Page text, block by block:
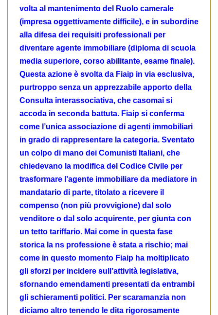
volta al mantenimento del Ruolo camerale
(impresa oggettivamente difficile), e in subordine
alla difesa dei requisiti professionali per
diventare agente immobiliare (diploma di scuola
media superiore, corso abilitante, esame finale).
Questa azione è svolta da Fiaip in via esclusiva,
purtroppo senza un apprezzabile apporto della
Consulta interassociativa, che casomai si
accoda in seconda battuta. Fiaip si conferma
come l’unica associazione di agenti immobiliari
in grado di rappresentare la categoria. Sventato
un colpo di mano dei Comunisti Italiani, che
chiedevano la modifica del Codice Civile per
trasformare l’agente immobiliare da mediatore in
mandatario di parte, titolato a ricevere il
compenso (non più provvigione) dal solo
venditore o dal solo acquirente, per giunta con
un tetto tariffario. Mai come in questa fase
storica la ns professione è stata a rischio; mai
come in questo momento Fiaip ha moltiplicato
gli sforzi per incidere sull’attività legislativa,
sfornando emendamenti presentati da entrambi
gli schieramenti politici. Per scaramanzia non
diciamo altro tenendo le dita rigorosamente